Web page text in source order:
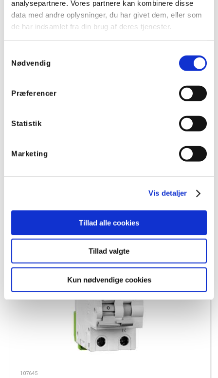
analysepartnere. Vores partnere kan kombinere disse
data med andre oplysninger, du har givet dem, eller som
de har indsamlet fra din brug af deres tjenester.
Nødvendig
Præferencer
Statistik
Marketing
Vis detaljer
Tillad alle cookies
Tillad valgte
Kun nødvendige cookies
107645